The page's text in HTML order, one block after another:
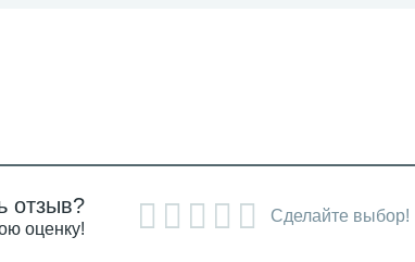
отзыв?
оценку!
Сделайте выбор!